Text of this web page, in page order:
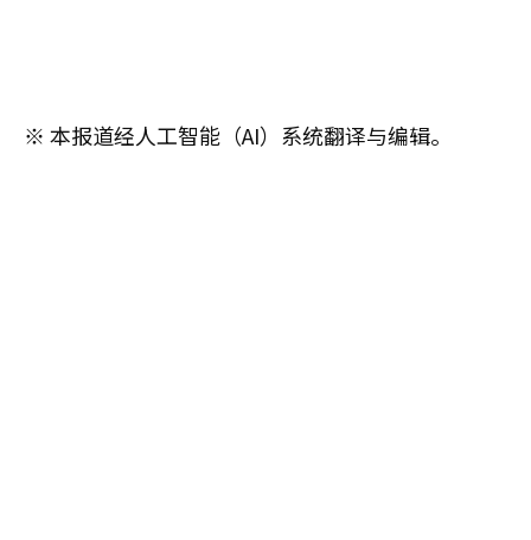
※ 本报道经人工智能（AI）系统翻译与编辑。